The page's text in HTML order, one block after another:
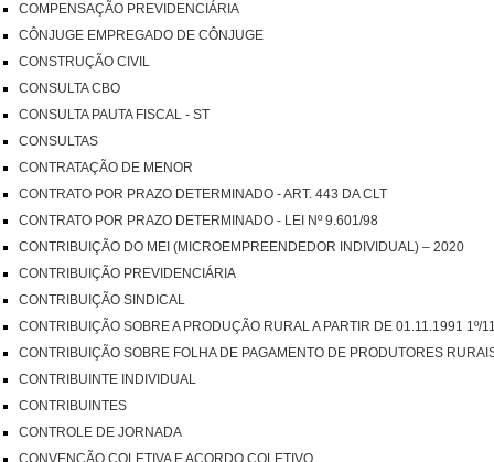
COMPENSAÇÃO PREVIDENCIÁRIA
CÔNJUGE EMPREGADO DE CÔNJUGE
CONSTRUÇÃO CIVIL
CONSULTA CBO
CONSULTA PAUTA FISCAL - ST
CONSULTAS
CONTRATAÇÃO DE MENOR
CONTRATO POR PRAZO DETERMINADO - ART. 443 DA CLT
CONTRATO POR PRAZO DETERMINADO - LEI Nº 9.601/98
CONTRIBUIÇÃO DO MEI (MICROEMPREENDEDOR INDIVIDUAL) – 2020
CONTRIBUIÇÃO PREVIDENCIÁRIA
CONTRIBUIÇÃO SINDICAL
CONTRIBUIÇÃO SOBRE A PRODUÇÃO RURAL A PARTIR DE 01.11.1991 1º/
CONTRIBUIÇÃO SOBRE FOLHA DE PAGAMENTO DE PRODUTORES
CONTRIBUINTE INDIVIDUAL
CONTRIBUINTES
CONTROLE DE JORNADA
CONVENÇÃO COLETIVA E ACORDO COLETIVO